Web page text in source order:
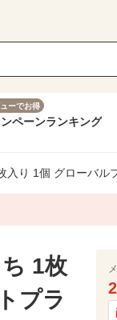
ーでお得
ペーンランキング
入り 1個 グローバル
1枚
プラ